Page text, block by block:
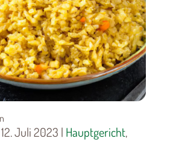
Juli 2023 | Hauptgericht,